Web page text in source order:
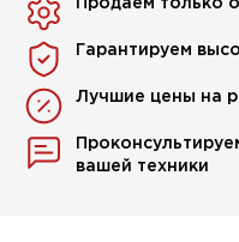
Продаём только
Гарантируем
Лучшие цены на
вашей техники